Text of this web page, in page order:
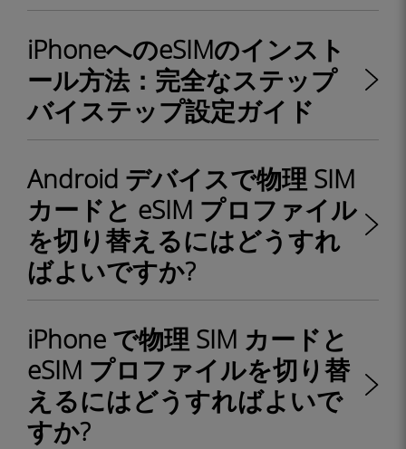
iPhoneへのeSIMのインスト
ール方法：完全なステップ
バイステップ設定ガイド
Android デバイスで物理 SIM
カードと eSIM プロファイル
を切り替えるにはどうすれ
ばよいですか?
iPhone で物理 SIM カードと
eSIM プロファイルを切り替
えるにはどうすればよいで
すか?